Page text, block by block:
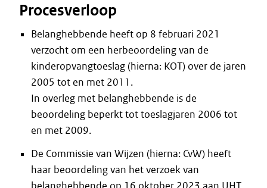
Procesverloop
Belanghebbende heeft op 8 februari 2021
verzocht om een herbeoordeling van de
kinderopvangtoeslag (hierna: KOT) over de jaren
2005 tot en met 2011.
In overleg met belanghebbende is de
beoordeling beperkt tot toeslagjaren 2006 tot
en met 2009.
De Commissie van Wijzen (hierna: CvW) heeft
haar beoordeling van het verzoek van